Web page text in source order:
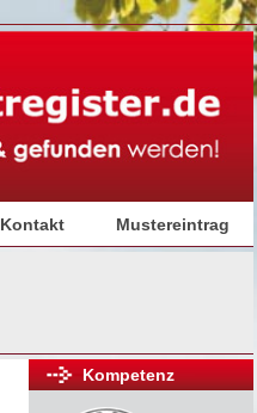
Kontakt Mustereintrag
Kompetenz